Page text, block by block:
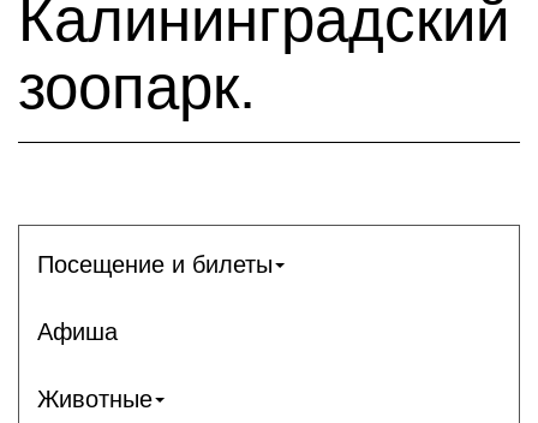
Калининградский
зоопарк.
Посещение и билеты
Афиша
Животные